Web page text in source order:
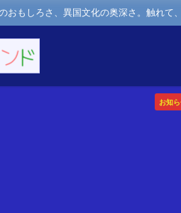
おもしろさ、異国文化の奥深さ。触れて
お知